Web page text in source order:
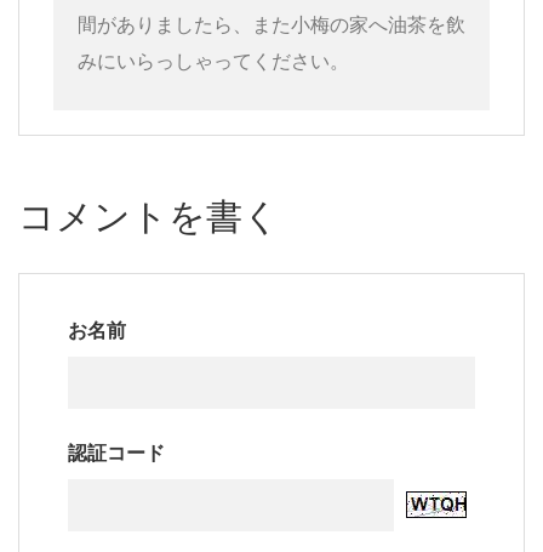
間がありましたら、また小梅の家へ油茶を飲
みにいらっしゃってください。
コメントを書く
お名前
認証コード